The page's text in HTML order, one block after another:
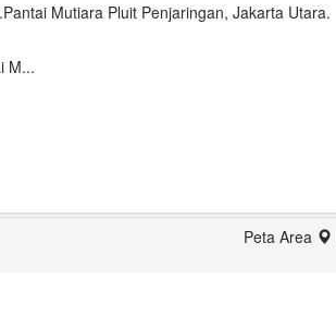
Mutiara Pluit Penjaringan, Jakarta Utara.
M...
Peta Area